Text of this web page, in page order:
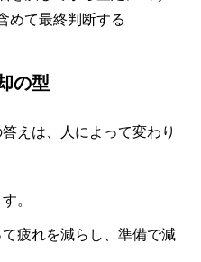
めて最終判断する
の型
えは、人によって変わり
。
疲れを減らし、準備で減